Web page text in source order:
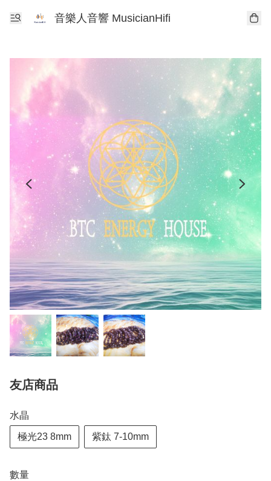
音樂人音響 MusicianHifi
友店商品
水晶
極光23 8mm 紫鈦 7-10mm
數量